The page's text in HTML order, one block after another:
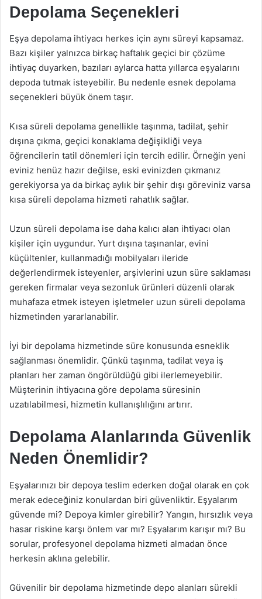
Depolama Seçenekleri
Eşya depolama ihtiyacı herkes için aynı süreyi kapsamaz.
Bazı kişiler yalnızca birkaç haftalık geçici bir çözüme
ihtiyaç duyarken, bazıları aylarca hatta yıllarca eşyalarını
depoda tutmak isteyebilir. Bu nedenle esnek depolama
seçenekleri büyük önem taşır.
Kısa süreli depolama genellikle taşınma, tadilat, şehir
dışına çıkma, geçici konaklama değişikliği veya
öğrencilerin tatil dönemleri için tercih edilir. Örneğin yeni
eviniz henüz hazır değilse, eski evinizden çıkmanız
gerekiyorsa ya da birkaç aylık bir şehir dışı göreviniz varsa
kısa süreli depolama hizmeti rahatlık sağlar.
Uzun süreli depolama ise daha kalıcı alan ihtiyacı olan
kişiler için uygundur. Yurt dışına taşınanlar, evini
küçültenler, kullanmadığı mobilyaları ileride
değerlendirmek isteyenler, arşivlerini uzun süre saklaması
gereken firmalar veya sezonluk ürünleri düzenli olarak
muhafaza etmek isteyen işletmeler uzun süreli depolama
hizmetinden yararlanabilir.
İyi bir depolama hizmetinde süre konusunda esneklik
sağlanması önemlidir. Çünkü taşınma, tadilat veya iş
planları her zaman öngörüldüğü gibi ilerlemeyebilir.
Müşterinin ihtiyacına göre depolama süresinin
uzatılabilmesi, hizmetin kullanışlılığını artırır.
Depolama Alanlarında Güvenlik
Neden Önemlidir?
Eşyalarınızı bir depoya teslim ederken doğal olarak en çok
merak edeceğiniz konulardan biri güvenliktir. Eşyalarım
güvende mi? Depoya kimler girebilir? Yangın, hırsızlık veya
hasar riskine karşı önlem var mı? Eşyalarım karışır mı? Bu
sorular, profesyonel depolama hizmeti almadan önce
herkesin aklına gelebilir.
Güvenilir bir depolama hizmetinde depo alanları sürekli